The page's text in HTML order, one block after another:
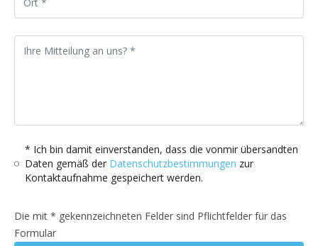
* Ich bin damit einverstanden, dass die vonmir übersandten
Daten gemäß der Datenschutzbestimmungen zur
Kontaktaufnahme gespeichert werden.
Die mit * gekennzeichneten Felder sind Pflichtfelder für das
Formular